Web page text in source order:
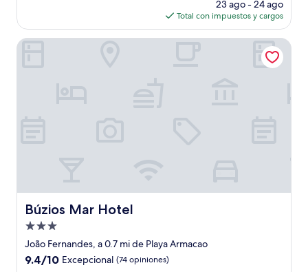
actual
es
de
23 ago - 24 ago
Total con impuestos y cargos
Búzios Mar Hotel
Búzios Mar Hotel
Propiedad
de
3.0
João Fernandes, a 0.7 mi de Playa Armacao
9.4
9.4/10 Excepcional (74 opiniones)
Búzios Mar Hotel